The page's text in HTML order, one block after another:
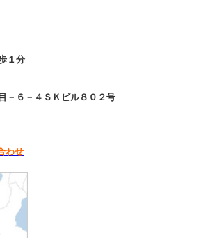
１分
－６－４ＳＫビル８０２号
わせ